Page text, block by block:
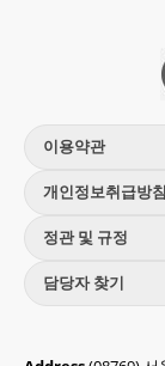
이용약관
개인정보취급방침
정관 및 규정
담당자 찾기